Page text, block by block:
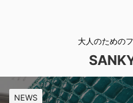
大人のための
NEWS